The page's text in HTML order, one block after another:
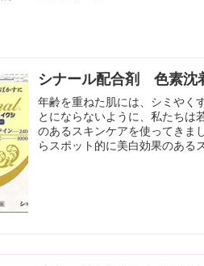
シナール配合剤 色素沈
年齢を重ねた肌には、シミやく
とにならないように、私たちは
のあるスキンケアを使ってきま
らスポット的に美白効果のある